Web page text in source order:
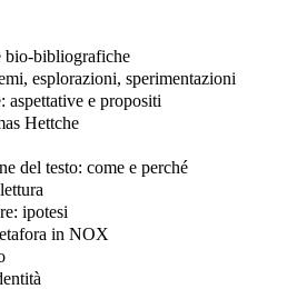
bio-bibliografiche
esplorazioni, sperimentazioni
aspettative e propositi
Hettche
del testo: come e perché
ipotesi
in NOX